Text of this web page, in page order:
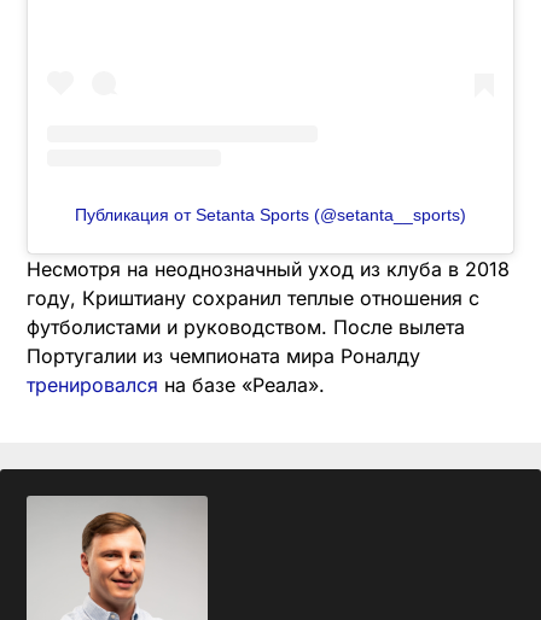
Публикация от Setanta Sports (@setanta__sports)
Несмотря на неоднозначный уход из клуба в 2018
году, Криштиану сохранил теплые отношения с
футболистами и руководством. После вылета
Португалии из чемпионата мира Роналду
тренировался на базе «Реала».